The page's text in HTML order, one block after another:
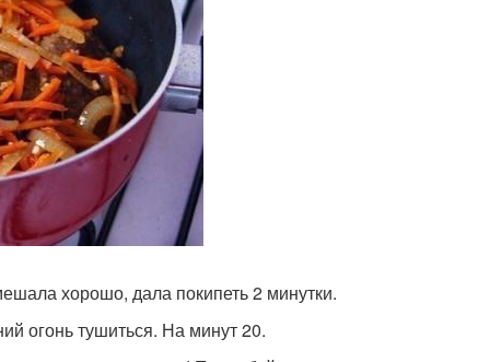
хорошо, дала покипеть 2 минутки.
огонь тушиться. На минут 20.